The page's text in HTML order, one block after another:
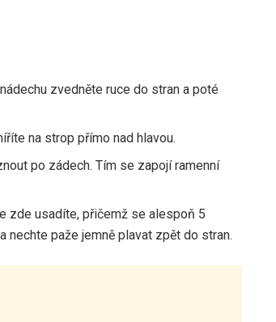
zvedněte ruce do stran a poté
na strop přímo nad hlavou.
po zádech. Tím se zapojí ramenní
zde usadíte, přičemž se alespoň 5
nechte paže jemně plavat zpět do stran.